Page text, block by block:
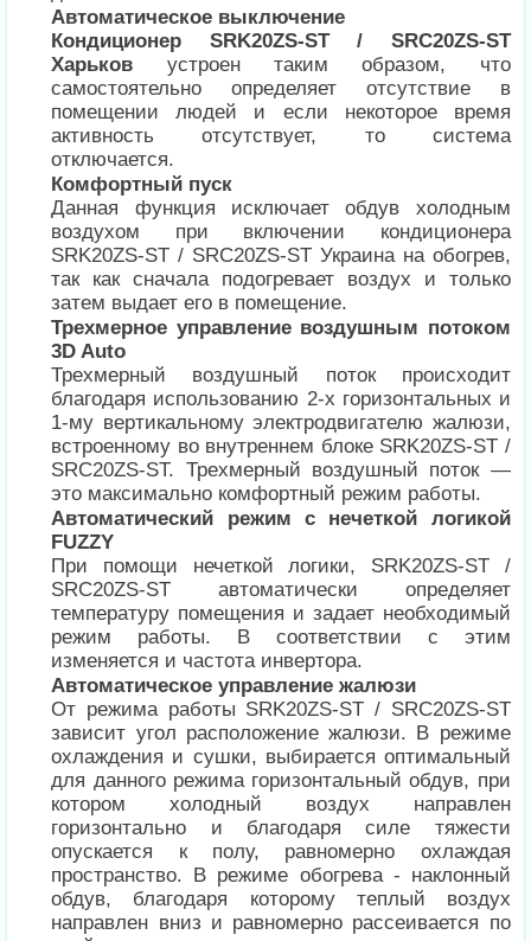
Автоматическое выключение
Кондиционер SRK20ZS-ST / SRC20ZS-ST
Харьков устроен таким образом, что
самостоятельно определяет отсутствие в
помещении людей и если некоторое время
активность отсутствует, то система
отключается.
Комфортный пуск
Данная функция исключает обдув холодным
воздухом при включении кондиционера
SRK20ZS-ST / SRC20ZS-ST Украина на обогрев,
так как сначала подогревает воздух и только
затем выдает его в помещение.
Трехмерное управление воздушным потоком
3D Auto
Трехмерный воздушный поток происходит
благодаря использованию 2-х горизонтальных и
1-му вертикальному электродвигателю жалюзи,
встроенному во внутреннем блоке SRK20ZS-ST /
SRC20ZS-ST. Трехмерный воздушный поток —
это максимально комфортный режим работы.
Автоматический режим с нечеткой логикой
FUZZY
При помощи нечеткой логики, SRK20ZS-ST /
SRC20ZS-ST автоматически определяет
температуру помещения и задает необходимый
режим работы. В соответствии с этим
изменяется и частота инвертора.
Автоматическое управление жалюзи
От режима работы SRK20ZS-ST / SRC20ZS-ST
зависит угол расположение жалюзи. В режиме
охлаждения и сушки, выбирается оптимальный
для данного режима горизонтальный обдув, при
котором холодный воздух направлен
горизонтально и благодаря силе тяжести
опускается к полу, равномерно охлаждая
пространство. В режиме обогрева - наклонный
обдув, благодаря которому теплый воздух
направлен вниз и равномерно рассеивается по